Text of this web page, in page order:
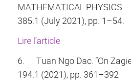
MATHEMATICAL PHYSICS
385.1 (July 2021), pp. 1–54.
Lire l’article
6.
Tuan Ngo Dac. “On
194.1 (2021), pp. 361–392